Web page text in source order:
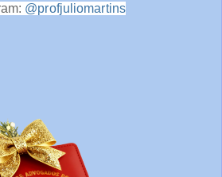
@profjuliomartins